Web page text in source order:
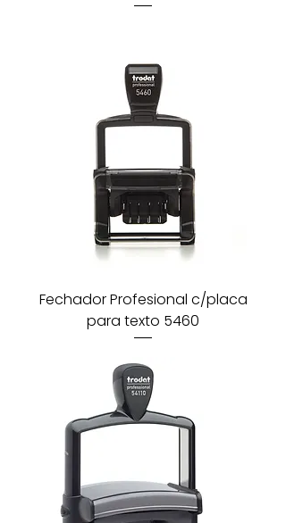
Fechador Profesional c/placa
para texto 5460